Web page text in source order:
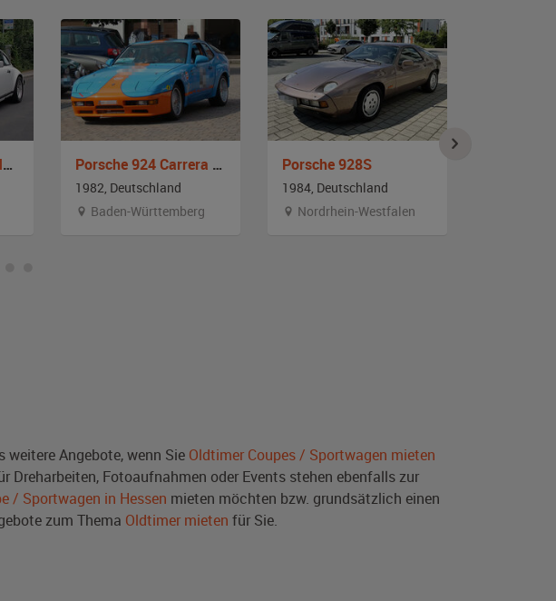
Porsche 911 SC G-Modell Porsche 924 Carrera GT
1982, Deutschland
Baden-Württemberg
Porsche 928S
1984, Deutschland
Nordrhein-Westfalen
Angebote, wenn Sie Oldtimer Coupes / Sportwagen mieten
Dreharbeiten, Fotoaufnahmen oder Events stehen ebenfalls zur
/ Sportwagen in Hessen mieten möchten bzw. grundsätzlich einen
zum Thema Oldtimer mieten für Sie.